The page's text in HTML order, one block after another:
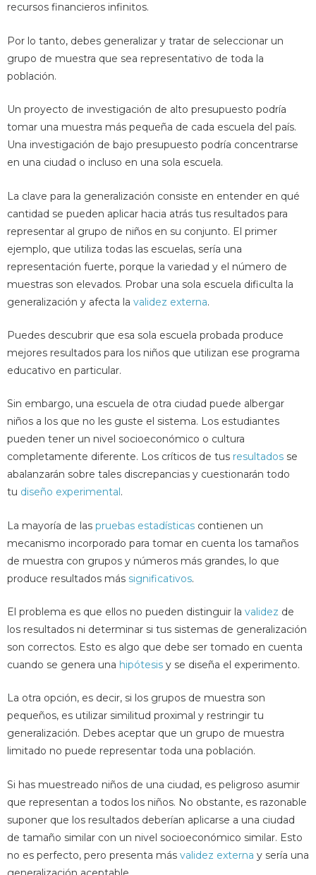
recursos financieros infinitos.
Por lo tanto, debes generalizar y tratar de seleccionar un
grupo de muestra que sea representativo de toda la
población.
Un proyecto de investigación de alto presupuesto podría
tomar una muestra más pequeña de cada escuela del país.
Una investigación de bajo presupuesto podría concentrarse
en una ciudad o incluso en una sola escuela.
La clave para la generalización consiste en entender en qué
cantidad se pueden aplicar hacia atrás tus resultados para
representar al grupo de niños en su conjunto. El primer
ejemplo, que utiliza todas las escuelas, sería una
representación fuerte, porque la variedad y el número de
muestras son elevados. Probar una sola escuela dificulta la
generalización y afecta la validez externa.
Puedes descubrir que esa sola escuela probada produce
mejores resultados para los niños que utilizan ese programa
educativo en particular.
Sin embargo, una escuela de otra ciudad puede albergar
niños a los que no les guste el sistema. Los estudiantes
pueden tener un nivel socioeconómico o cultura
completamente diferente. Los críticos de tus resultados se
abalanzarán sobre tales discrepancias y cuestionarán todo
tu diseño experimental .
La mayoría de las pruebas estadísticas contienen un
mecanismo incorporado para tomar en cuenta los tamaños
de muestra con grupos y números más grandes, lo que
produce resultados más significativos.
El problema es que ellos no pueden distinguir la validez de
los resultados ni determinar si tus sistemas de generalización
son correctos. Esto es algo que debe ser tomado en cuenta
cuando se genera una hipótesis y se diseña el experimento.
La otra opción, es decir, si los grupos de muestra son
pequeños, es utilizar similitud proximal y restringir tu
generalización. Debes aceptar que un grupo de muestra
limitado no puede representar toda una población.
Si has muestreado niños de una ciudad, es peligroso asumir
que representan a todos los niños. No obstante, es razonable
suponer que los resultados deberían aplicarse a una ciudad
de tamaño similar con un nivel socioeconómico similar. Esto
no es perfecto, pero presenta más validez externa y sería una